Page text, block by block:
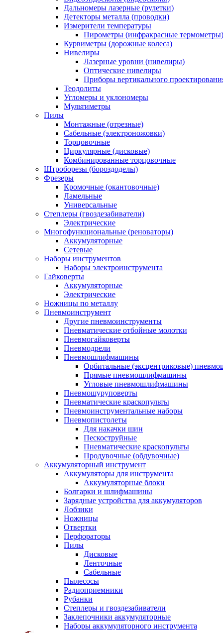
Дальномеры лазерные (рулетки)
Детекторы металла (проводки)
Измерители температуры
Пирометры (инфракрасные термометры)
Курвиметры (дорожные колеса)
Нивелиры
Лазерные уровни (нивелиры)
Оптические нивелиры
Приборы вертикального
Теодолиты
Угломеры и уклономеры
Мультиметры
Пилы
Монтажные (отрезные)
Сабельные (электроножовки)
Торцовочные
Циркулярные (дисковые)
Комбинированные торцовочные
Штроборезы (бороздоделы)
Фрезеры
Кромочные (окантовочные)
Ламельные
Универсальные
Степлеры (гвоздезабиватели)
Электрические
Многофункциональные (реноваторы)
Аккумуляторные
Сетевые
Наборы инструментов
Наборы электроинструмента
Гайковерты
Аккумуляторные
Электрические
Ножницы по металлу
Пневмоинструмент
Другие пневмоинструменты
Пневматические отбойные молотки
Пневмогайковерты
Пневмодрели
Пневмошлифмашины
Орбитальные (эксцентриковые)
Прямые пневмошлифмашины
Угловые пневмошлифмашины
Пневмошуруповерты
Пневматические краскопульты
Пневмоинструментальные наборы
Пневмопистолеты
Для накачки шин
Пескоструйные
Пневматические краскопульты
Продувочные (обдувочные)
Аккумуляторный инструмент
Аккумуляторы для инструмента
Аккумуляторные блоки
Болгарки и шлифмашины
Зарядные устройства для аккумуляторов
Лобзики
Ножницы
Отвертки
Перфораторы
Пилы
Дисковые
Ленточные
Сабельные
Пылесосы
Радиоприемники
Рубанки
Степлеры и гвоздезабиватели
Заклепочники аккумуляторные
Наборы аккумуляторного инструмента